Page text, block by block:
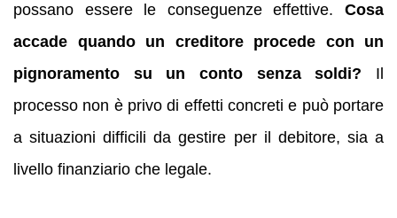
possano essere le conseguenze effettive. Cosa
accade quando un creditore procede con un
pignoramento su un conto senza soldi? Il
processo non è privo di effetti concreti e può portare
a situazioni difficili da gestire per il debitore, sia a
livello finanziario che legale.